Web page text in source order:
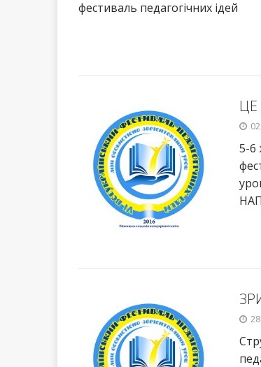
фестиваль педагогічних ідей
5-6